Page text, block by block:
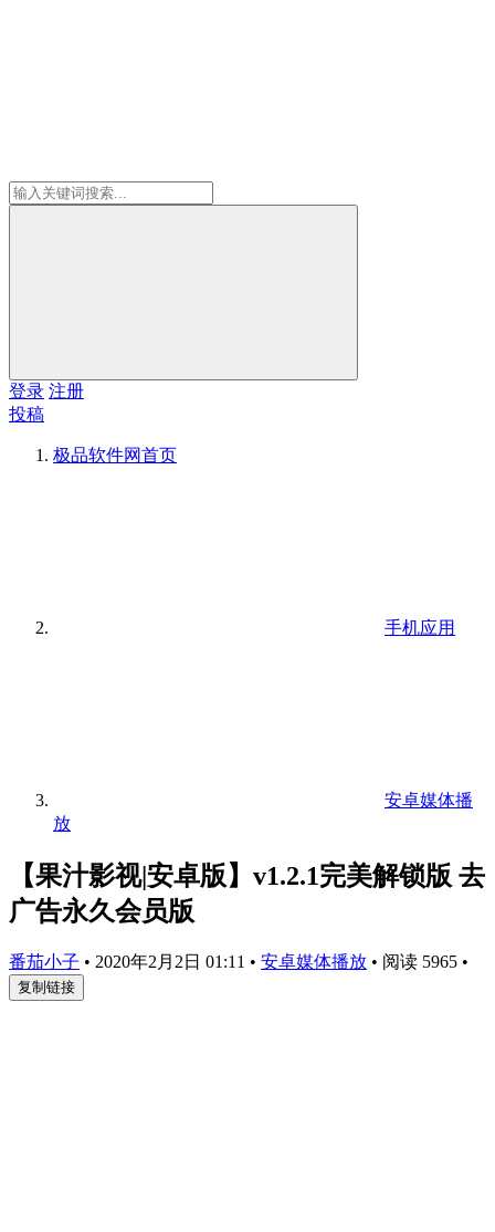
登录 注册
投稿
极品软件网首页
手机应用
安卓媒体播
放
【果汁影视|安卓版】v1.2.1完美解锁版 去
广告永久会员版
番茄小子 • 2020年2月2日 01:11 • 安卓媒体播放 • 阅读 5965 •
复制链接